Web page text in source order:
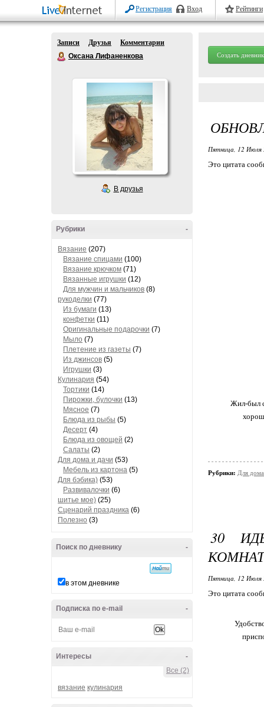
Регистрация Вход Рейтинги
Записи Друзья
Комментарии
Оксана Лифаненкова
В друзья
-
Рубрики
Вязание (207)
Вязание спицами (100)
Вязание крючком (71)
Вязанные игрушки (12)
Для мужчин и мальчиков (8)
рукоделки (77)
Из бумаги (13)
конфетки (11)
Оригинальные подарочки (7)
Мыло (7)
Плетение из газеты (7)
Из джинсов (5)
Игрушки (3)
Кулинария (54)
Тортики (14)
Пирожки, булочки (13)
Мясное (7)
Блюда из рыбы (5)
Десерт (4)
Блюда из овощей (2)
Салаты (2)
Для дома и дачи (53)
Мебель из картона (5)
Для бэбика) (53)
Развивалочки (6)
шитье мое) (25)
Сценарий праздника (6)
Полезно (3)
-
Поиск по дневнику
в этом дневнике
-
Подписка по e-mail
-
Интересы
Все (2)
вязание кулинария
Создать дневник
Пятница, 12 Июля
Это цитата
Жил-был
Рубрики: Для
30
Пятница, 12 Июля
Это цитата